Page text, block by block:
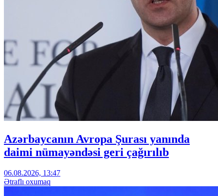
Azərbaycanın Avropa Şurası yanında
daimi nümayəndəsi geri çağırılıb
06.08.2026, 13:47
Ətraflı oxumaq